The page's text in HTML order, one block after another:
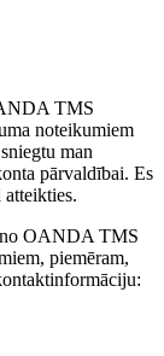
TMS
noteikumiem
man
pārvaldībai. Es
no OANDA TMS
piemēram,